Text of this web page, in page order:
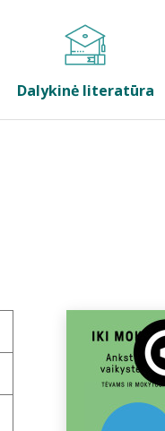
Dalykinė literatūra